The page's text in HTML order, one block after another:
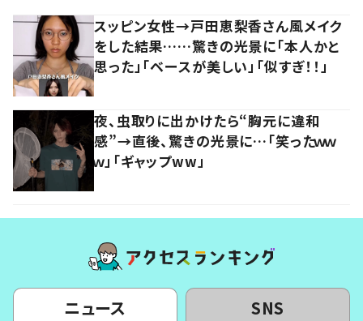
スッピン女性→戸田恵梨香さん風メイク
をした結果……驚きの光景に「本人かと
思った」「ベースが美しい」「似すぎ！！」
夜、虫取りに出かけたら“胸元に違和
感”→直後、驚きの光景に…「笑ったｗｗ
ｗ」「ギャップww」
ニュース SNS